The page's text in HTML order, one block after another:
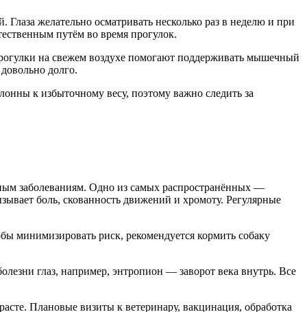
желательно осматривать несколько раз в неделю и при
путём во время прогулок.
на свежем воздухе помогают поддерживать мышечный
долго.
к избыточному весу, поэтому важно следить за
заболеваниям. Одно из самых распространённых —
боль, скованность движений и хромоту. Регулярные
минимизировать риск, рекомендуется кормить собаку
глаз, например, энтропион — заворот века внутрь. Все
Плановые визиты к ветеринару, вакцинация, обработка